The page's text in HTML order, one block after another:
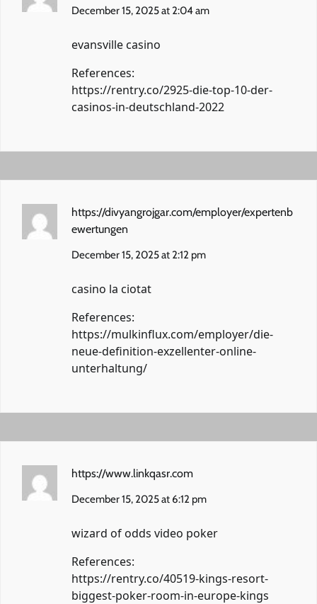
December 15, 2025 at 2:04 am
evansville casino
References:
https://rentry.co/2925-die-top-10-der-
casinos-in-deutschland-2022
https://divyangrojgar.com/employer/expertenb
ewertungen
December 15, 2025 at 2:12 pm
casino la ciotat
References:
https://mulkinflux.com/employer/die-
neue-definition-exzellenter-online-
unterhaltung/
https://www.linkqasr.com
December 15, 2025 at 6:12 pm
wizard of odds video poker
References:
https://rentry.co/40519-kings-resort-
biggest-poker-room-in-europe-kings